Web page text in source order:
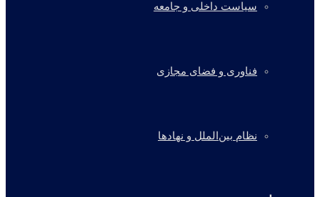
سیاست داخلی و جامعه
فناوری و فضای مجازی
نظام بین‌الملل و نهادها